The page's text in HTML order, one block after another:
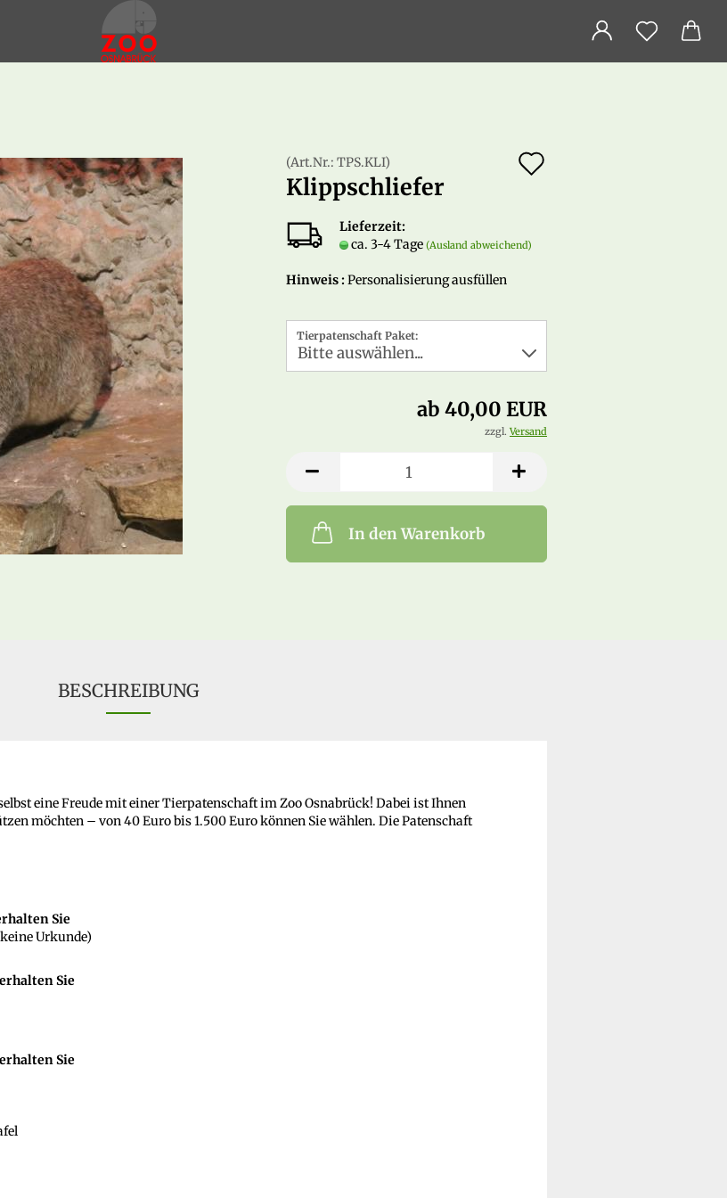
(Art.Nr.: TPS.KLI)
Klippschliefer
Lieferzeit:
ca. 3-4 Tage (Ausland abweichend)
Hinweis :Personalisierung ausfüllen
Tierpatenschaft Paket:
ab 40,00 EUR
zzgl. Versand
In den Warenkorb
BESCHREIBUNG
eine Freude mit einer Tierpatenschaft im Zoo Osnabrück! Dabei ist Ihnen
möchten – von 40 Euro bis 1.500 Euro können Sie wählen. Die Patenschaft
Sie
Urkunde)
erhalten Sie
Sie